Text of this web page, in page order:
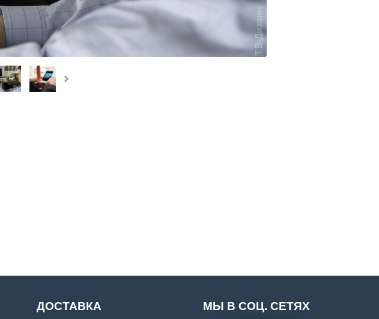
ДОСТАВКА МЫ В СОЦ. СЕТЯХ